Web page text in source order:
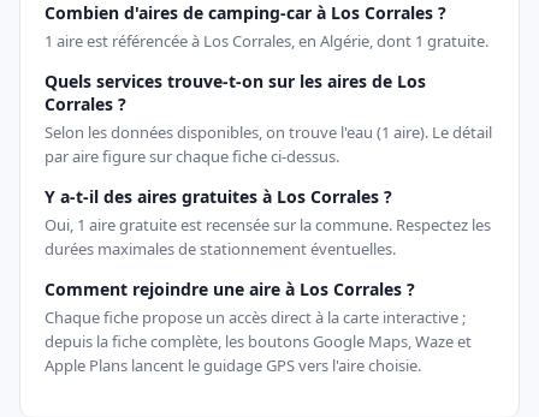
Combien d'aires de camping-car à Los Corrales ?
1 aire est référencée à Los Corrales, en Algérie, dont 1 gratuite.
Quels services trouve-t-on sur les aires de Los
Corrales ?
Selon les données disponibles, on trouve l'eau (1 aire). Le détail
par aire figure sur chaque fiche ci-dessus.
Y a-t-il des aires gratuites à Los Corrales ?
Oui, 1 aire gratuite est recensée sur la commune. Respectez les
durées maximales de stationnement éventuelles.
Comment rejoindre une aire à Los Corrales ?
Chaque fiche propose un accès direct à la carte interactive ;
depuis la fiche complète, les boutons Google Maps, Waze et
Apple Plans lancent le guidage GPS vers l'aire choisie.